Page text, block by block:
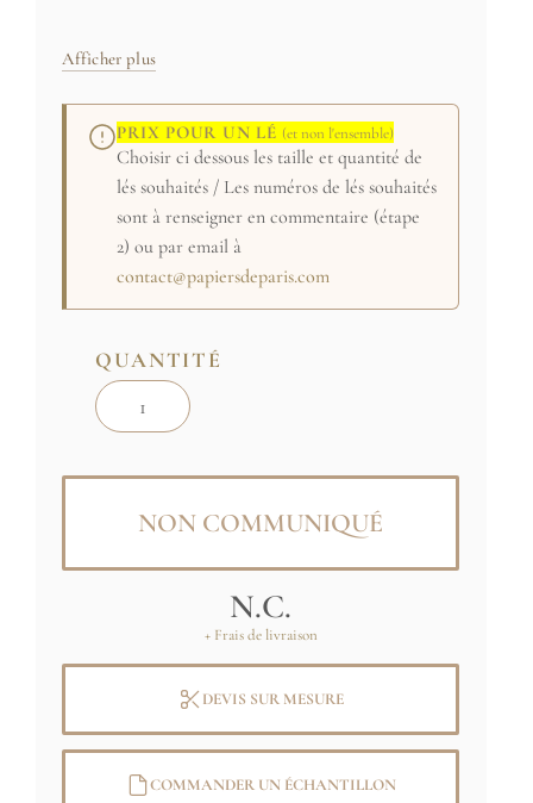
Afficher plus
PRIX POUR UN LÉ (et non l'ensemble)
Choisir ci dessous les taille et quantité de
lés souhaités / Les numéros de lés souhaités
sont à renseigner en commentaire (étape
2) ou par email à
contact@papiersdeparis.com
QUANTITÉ
NON COMMUNIQUÉ
N.C.
+ Frais de livraison
DEVIS SUR MESURE
COMMANDER UN ÉCHANTILLON